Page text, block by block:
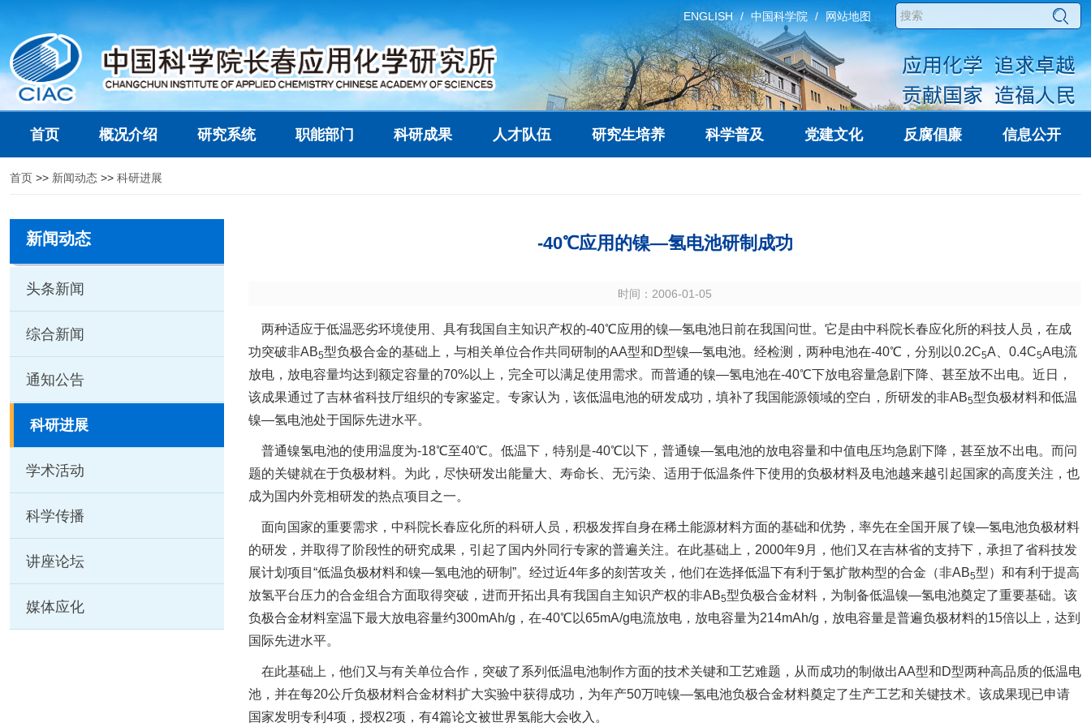
ENGLISH 中国科学院 网站地图
首页 概况介绍 研究系统 职能部门 科研成果 人才队伍 研究生培养 科学普及 党建文化 反腐倡廉 信息公开
首页 >> 新闻动态 >> 科研进展
新闻动态
头条新闻
综合新闻
通知公告
科研进展
学术活动
科学传播
讲座论坛
媒体应化
-40℃应用的镍—氢电池研制成功
时间：2006-01-05
两种适应于低温恶劣环境使用、具有我国自主知识产权的-40℃应用的镍—氢电池日前在我国问世。它是由中科院长春应化所的科技人员，在成
功突破非AB5型负极合金的基础上，与相关单位合作共同研制的AA型和D型镍—氢电池。经检测，两种电池在-40℃，分别以0.2C5A、0.4C5A电流
放电，放电容量均达到额定容量的70%以上，完全可以满足使用需求。而普通的镍—氢电池在-40℃下放电容量急剧下降、甚至放不出电。近日，
该成果通过了吉林省科技厅组织的专家鉴定。专家认为，该低温电池的研发成功，填补了我国能源领域的空白，所研发的非AB5型负极材料和低温
镍—氢电池处于国际先进水平。
普通镍氢电池的使用温度为-18℃至40℃。低温下，特别是-40℃以下，普通镍—氢电池的放电容量和中值电压均急剧下降，甚至放不出电。而问
题的关键就在于负极材料。为此，尽快研发出能量大、寿命长、无污染、适用于低温条件下使用的负极材料及电池越来越引起国家的高度关注，也
成为国内外竞相研发的热点项目之一。
面向国家的重要需求，中科院长春应化所的科研人员，积极发挥自身在稀土能源材料方面的基础和优势，率先在全国开展了镍—氢电池负极材料
的研发，并取得了阶段性的研究成果，引起了国内外同行专家的普遍关注。在此基础上，2000年9月，他们又在吉林省的支持下，承担了省科技发
展计划项目“低温负极材料和镍—氢电池的研制”。经过近4年多的刻苦攻关，他们在选择低温下有利于氢扩散构型的合金（非AB5型）和有利于提高
放氢平台压力的合金组合方面取得突破，进而开拓出具有我国自主知识产权的非AB5型负极合金材料，为制备低温镍—氢电池奠定了重要基础。该
负极合金材料室温下最大放电容量约300mAh/g，在-40℃以65mA/g电流放电，放电容量为214mAh/g，放电容量是普遍负极材料的15倍以上，达到
国际先进水平。
在此基础上，他们又与有关单位合作，突破了系列低温电池制作方面的技术关键和工艺难题，从而成功的制做出AA型和D型两种高品质的低温电
池，并在每20公斤负极材料合金材料扩大实验中获得成功，为年产50万吨镍—氢电池负极合金材料奠定了生产工艺和关键技术。该成果现已申请
国家发明专利4项，授权2项，有4篇论文被世界氢能大会收入。